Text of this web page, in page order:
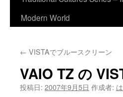
Modern World
← VISTAでブルースクリーン
VAIO TZ の
投稿日: 2007年9月5日 作成者: